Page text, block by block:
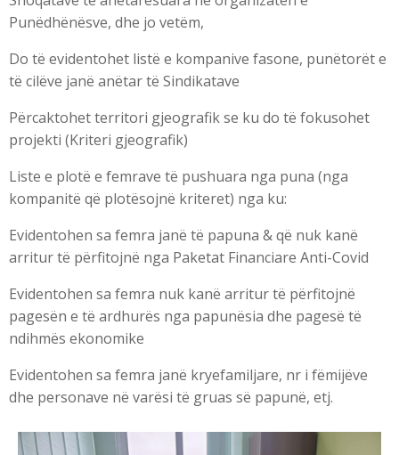
Punëdhënësve, dhe jo vetëm,
Do të evidentohet listë e kompanive fasone, punëtorët e
të cilëve janë anëtar të Sindikatave
Përcaktohet territori gjeografik se ku do të fokusohet
projekti (Kriteri gjeografik)
Liste e plotë e femrave të pushuara nga puna (nga
kompanitë që plotësojnë kriteret) nga ku:
Evidentohen sa femra janë të papuna & që nuk kanë
arritur të përfitojnë nga Paketat Financiare Anti-Covid
Evidentohen sa femra nuk kanë arritur të përfitojnë
pagesën e të ardhurës nga papunësia dhe pagesë të
ndihmës ekonomike
Evidentohen sa femra janë kryefamiljare, nr i fëmijëve
dhe personave në varësi të gruas së papunë, etj.